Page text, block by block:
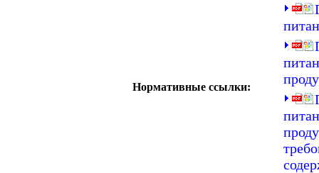
Нормативные ссылки: